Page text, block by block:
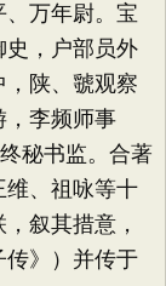
万年尉。宝
史，户部员外
陕、虢观察
，李频师事
秘书监。合著
维、祖咏等十
叙其措意，
传》）并传于